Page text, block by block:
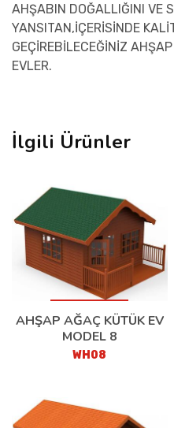
AHŞABIN DOĞALLIĞINI VE
YANSITAN,İÇERİSİNDE
GEÇİREBİLECEĞİNİZ
EVLER.
İlgili Ürünler
AHŞAP AĞAÇ KÜTÜK EV
MODEL 8
WH08